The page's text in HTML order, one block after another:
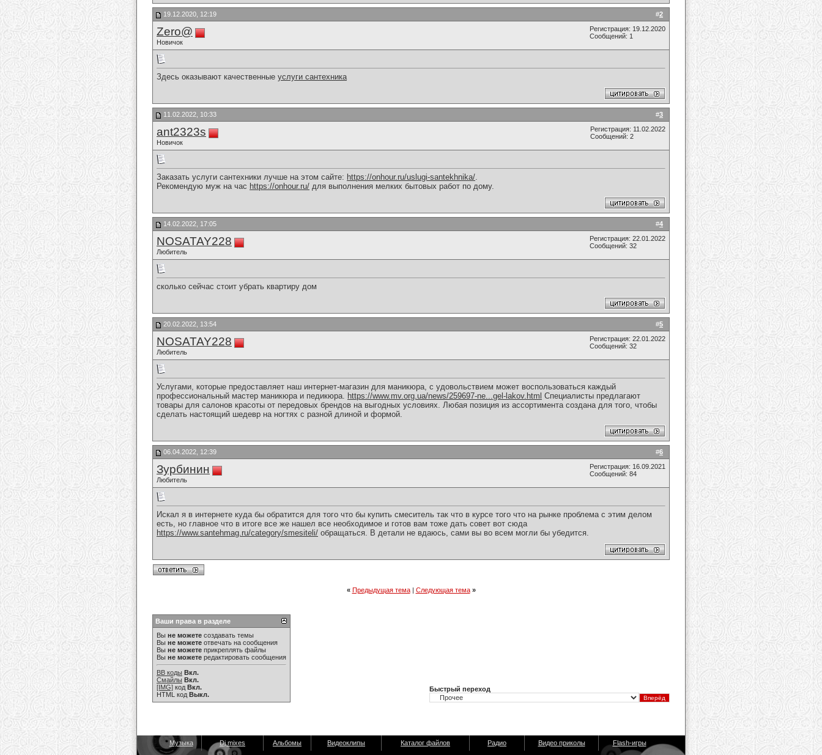
#2
19.12.2020, 12:19
Zero@
Новичок
Регистрация: 19.12.2020
Сообщений: 1
Здесь оказывают качественные услуги сантехника
#3
11.02.2022, 10:33
ant2323s
Новичок
Регистрация: 11.02.2022
Сообщений: 2
Заказать услуги сантехники лучше на этом сайте: https://onhour.ru/uslugi-santekhnika/.
Рекомендую муж на час https://onhour.ru/ для выполнения мелких бытовых работ по дому.
#4
14.02.2022, 17:05
NOSATAY228
Любитель
Регистрация: 22.01.2022
Сообщений: 32
сколько сейчас стоит убрать квартиру дом
#5
20.02.2022, 13:54
NOSATAY228
Любитель
Регистрация: 22.01.2022
Сообщений: 32
Услугами, которые предоставляет наш интернет-магазин для маникюра, с удовольствием может воспользоваться каждый
профессиональный мастер маникюра и педикюра. https://www.mv.org.ua/news/259697-ne...gel-lakov.html Специалисты предлагают
товары для салонов красоты от передовых брендов на выгодных условиях. Любая позиция из ассортимента создана для того, чтобы
сделать настоящий шедевр на ногтях с разной длиной и формой.
#6
06.04.2022, 12:39
Зурбинин
Любитель
Регистрация: 16.09.2021
Сообщений: 84
Искал я в интернете куда бы обратится для того что бы купить смеситель так что в курсе того что на рынке проблема с этим делом
есть, но главное что в итоге все же нашел все необходимое и готов вам тоже дать совет вот сюда
https://www.santehmag.ru/category/smesiteli/ обращаться. В детали не вдаюсь, сами вы во всем могли бы убедится.
« Предыдущая тема| Следующая тема »
Ваши права в разделе
Вы не можете создавать темы
Вы не можете отвечать на сообщения
Вы не можете прикреплять файлы
Вы не можете редактировать сообщения
BB коды Вкл.
Смайлы Вкл.
[IMG] код Вкл.
HTML код Выкл.
Быстрый переход
Музыка Dj mixes Альбомы Видеоклипы Каталог файлов Радио Видео приколы Flash-игры